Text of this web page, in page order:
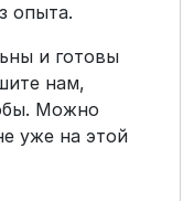
опыта.
и готовы
нам,
Можно
уже на этой